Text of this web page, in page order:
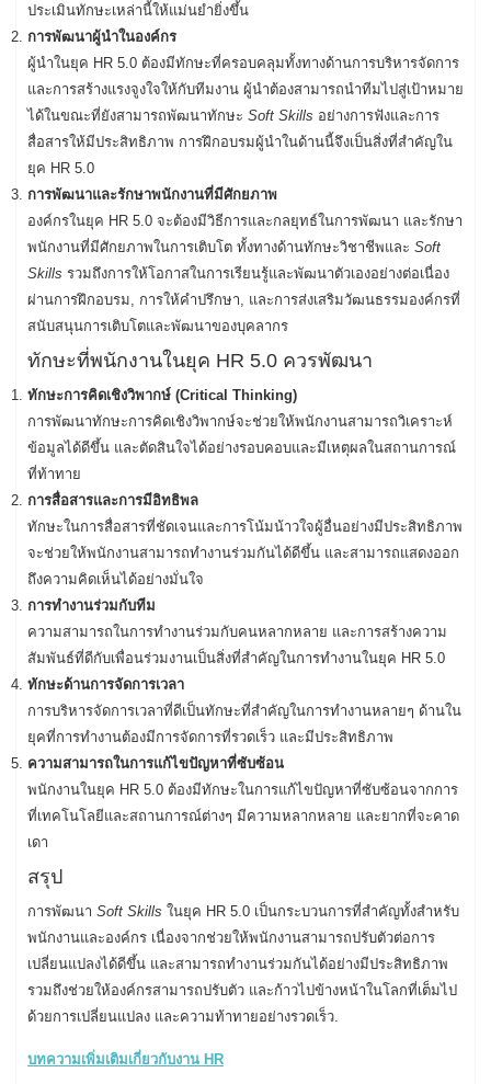
ประเมินทักษะเหล่านี้ให้แม่นยำยิ่งขึ้น
การพัฒนาผู้นำในองค์กร
ผู้นำในยุค HR 5.0 ต้องมีทักษะที่ครอบคลุมทั้งทางด้านการบริหารจัดการ
และการสร้างแรงจูงใจให้กับทีมงาน ผู้นำต้องสามารถนำทีมไปสู่เป้าหมาย
ได้ในขณะที่ยังสามารถพัฒนาทักษะ Soft Skills อย่างการฟังและการ
สื่อสารให้มีประสิทธิภาพ การฝึกอบรมผู้นำในด้านนี้จึงเป็นสิ่งที่สำคัญใน
ยุค HR 5.0
การพัฒนาและรักษาพนักงานที่มีศักยภาพ
องค์กรในยุค HR 5.0 จะต้องมีวิธีการและกลยุทธ์ในการพัฒนา และรักษา
พนักงานที่มีศักยภาพในการเติบโต ทั้งทางด้านทักษะวิชาชีพและ Soft
Skills รวมถึงการให้โอกาสในการเรียนรู้และพัฒนาตัวเองอย่างต่อเนื่อง
ผ่านการฝึกอบรม, การให้คำปรึกษา, และการส่งเสริมวัฒนธรรมองค์กรที่
สนับสนุนการเติบโตและพัฒนาของบุคลากร
ทักษะที่พนักงานในยุค HR 5.0 ควรพัฒนา
ทักษะการคิดเชิงวิพากษ์ (Critical Thinking)
การพัฒนาทักษะการคิดเชิงวิพากษ์จะช่วยให้พนักงานสามารถวิเคราะห์
ข้อมูลได้ดีขึ้น และตัดสินใจได้อย่างรอบคอบและมีเหตุผลในสถานการณ์
ที่ท้าทาย
การสื่อสารและการมีอิทธิพล
ทักษะในการสื่อสารที่ชัดเจนและการโน้มน้าวใจผู้อื่นอย่างมีประสิทธิภาพ
จะช่วยให้พนักงานสามารถทำงานร่วมกันได้ดีขึ้น และสามารถแสดงออก
ถึงความคิดเห็นได้อย่างมั่นใจ
การทำงานร่วมกับทีม
ความสามารถในการทำงานร่วมกับคนหลากหลาย และการสร้างความ
สัมพันธ์ที่ดีกับเพื่อนร่วมงานเป็นสิ่งที่สำคัญในการทำงานในยุค HR 5.0
ทักษะด้านการจัดการเวลา
การบริหารจัดการเวลาที่ดีเป็นทักษะที่สำคัญในการทำงานหลายๆ ด้านใน
ยุคที่การทำงานต้องมีการจัดการที่รวดเร็ว และมีประสิทธิภาพ
ความสามารถในการแก้ไขปัญหาที่ซับซ้อน
พนักงานในยุค HR 5.0 ต้องมีทักษะในการแก้ไขปัญหาที่ซับซ้อนจากการ
ที่เทคโนโลยีและสถานการณ์ต่างๆ มีความหลากหลาย และยากที่จะคาด
เดา
สรุป
การพัฒนา Soft Skills ในยุค HR 5.0 เป็นกระบวนการที่สำคัญทั้งสำหรับ
พนักงานและองค์กร เนื่องจากช่วยให้พนักงานสามารถปรับตัวต่อการ
เปลี่ยนแปลงได้ดีขึ้น และสามารถทำงานร่วมกันได้อย่างมีประสิทธิภาพ
รวมถึงช่วยให้องค์กรสามารถปรับตัว และก้าวไปข้างหน้าในโลกที่เต็มไป
ด้วยการเปลี่ยนแปลง และความท้าทายอย่างรวดเร็ว.
บทความเพิ่มเติมเกี่ยวกับงาน HR